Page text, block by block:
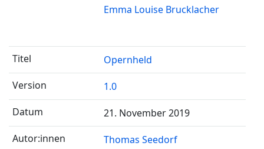
Emma Louise Brucklacher
Opernheld
1.0
21. November 2019
Thomas Seedorf